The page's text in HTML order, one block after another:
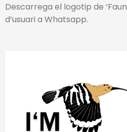
Descarrega el logotip de
d’usuari a Whatsapp.